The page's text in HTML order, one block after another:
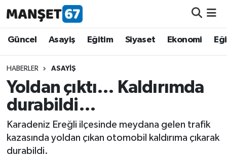
Güncel Asayiş Eğitim Siyaset Ekonomi
HABERLER ASAYIŞ
Yoldan çıktı… Kaldırımda
durabildi…
Karadeniz Ereğli ilçesinde meydana gelen trafik
kazasında yoldan çıkan otomobil kaldırıma çıkarak
durabildi.
Güncel
Asayiş
Siyaset
Eğitim